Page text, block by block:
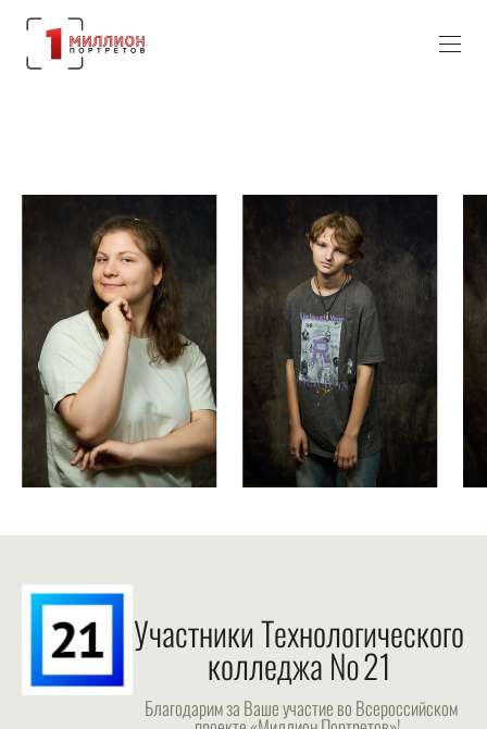
Участники Технологического
колледжа № 21
Благодарим за Ваше участие во Всероссийском